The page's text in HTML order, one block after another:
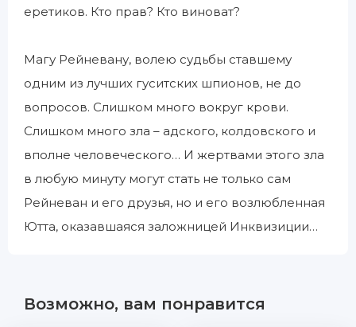
еретиков. Кто прав? Кто виноват?
Магу Рейневану, волею судьбы ставшему
одним из лучших гуситских шпионов, не до
вопросов. Слишком много вокруг крови.
Слишком много зла – адского, колдовского и
вполне человеческого… И жертвами этого зла
в любую минуту могут стать не только сам
Рейневан и его друзья, но и его возлюбленная
Ютта, оказавшаяся заложницей Инквизиции…
Возможно, вам понравится